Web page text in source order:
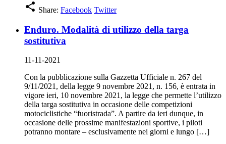
share Share: Facebook Twitter
Enduro. Modalità di utilizzo della targa
sostitutiva
11-11-2021
Con la pubblicazione sulla Gazzetta Ufficiale n. 267 del
9/11/2021, della legge 9 novembre 2021, n. 156, è entrata in
vigore ieri, 10 novembre 2021, la legge che permette l’utilizzo
della targa sostitutiva in occasione delle competizioni
motociclistiche “fuoristrada”. A partire da ieri dunque, in
occasione delle prossime manifestazioni sportive, i piloti
potranno montare – esclusivamente nei giorni e lungo […]